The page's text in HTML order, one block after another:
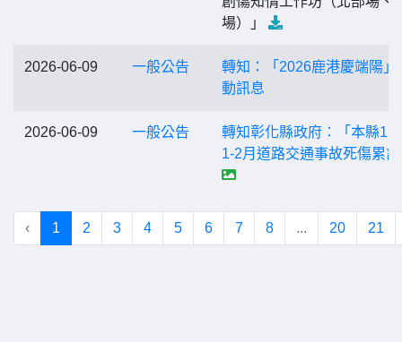
場）」
2026-06-09 一般公告
轉知：「2026鹿港慶端陽」
動訊息
2026-06-09 一般公告
轉知彰化縣政府：「本縣
1-2月道路交通事故死傷累
‹ 1 2 3 4 5 6 7 8 ... 20 21